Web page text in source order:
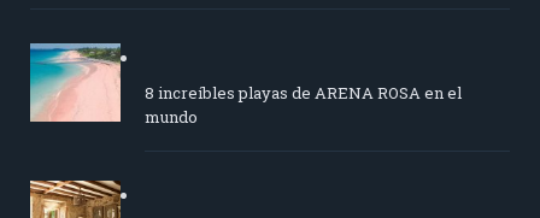
8 increíbles playas de ARENA ROSA en el
mundo